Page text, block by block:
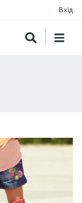
Вхід